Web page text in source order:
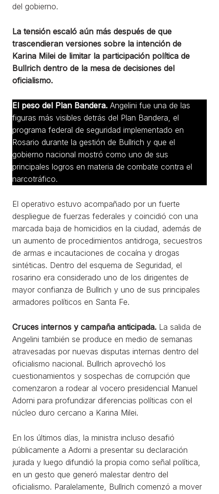
del gobierno.
La tensión escaló aún más después de que
trascendieran versiones sobre la intención de
Karina Milei de limitar la participación política de
Bullrich dentro de la mesa de decisiones del
oficialismo.
El peso del Plan Bandera. Angelini fue una de las
figuras más visibles detrás del Plan Bandera, el
programa federal de seguridad implementado en
Rosario durante la gestión de Bullrich y que el
gobierno nacional mostró como uno de sus
principales logros en materia de combate contra el
narcotráfico.
El operativo estuvo acompañado por un fuerte
despliegue de fuerzas federales y coincidió con una
marcada baja de homicidios en la ciudad, además de
un aumento de procedimientos antidroga, secuestros
de armas e incautaciones de cocaína y drogas
sintéticas. Dentro del esquema de Seguridad, el
rosarino era considerado uno de los dirigentes de
mayor confianza de Bullrich y uno de sus principales
armadores políticos en Santa Fe.
Cruces internos y campaña anticipada. La salida de
Angelini también se produce en medio de semanas
atravesadas por nuevas disputas internas dentro del
oficialismo nacional. Bullrich aprovechó los
cuestionamientos y sospechas de corrupción que
comenzaron a rodear al vocero presidencial Manuel
Adorni para profundizar diferencias políticas con el
núcleo duro cercano a Karina Milei.
En los últimos días, la ministra incluso desafió
públicamente a Adorni a presentar su declaración
jurada y luego difundió la propia como señal política,
en un gesto que generó malestar dentro del
oficialismo. Paralelamente, Bullrich comenzó a mover